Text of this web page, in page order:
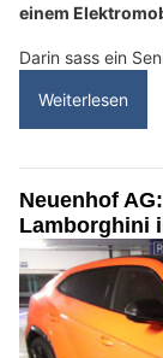
einem
Darin sass ein
Weiterlesen
Neuenhof
Lamborghini